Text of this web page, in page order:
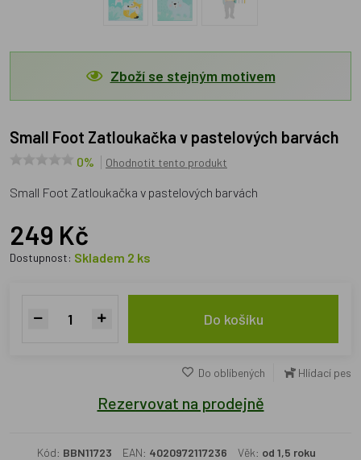
Zboží se stejným motivem
Small Foot Zatloukačka v pastelových barvách
0% Ohodnotit tento produkt
Small Foot Zatloukačka v pastelových barvách
249 Kč
Dostupnost: Skladem 2 ks
Do košíku
Do oblíbených Hlídací pes
Rezervovat na prodejně
Kód: BBN11723 EAN: 4020972117236 Věk: od 1,5 roku